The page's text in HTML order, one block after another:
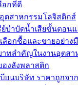
อกที่ดี
ตสาหกรรมโลจิสติกส์
บำบัดน้ำเสียขั้นตอน
ลือกซื้อและขายอย่าง
าทสำคัญในงานอุตสา
งลังพลาสติก
ยนบริษัท ราคาถูกจาก